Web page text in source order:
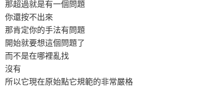
那超過就是有一個問題
你還按不出來
那肯定你的手法有問題
開始就要想這個問題了
而不是在哪裡亂找
沒有
所以它現在原始點它規範的非常嚴格